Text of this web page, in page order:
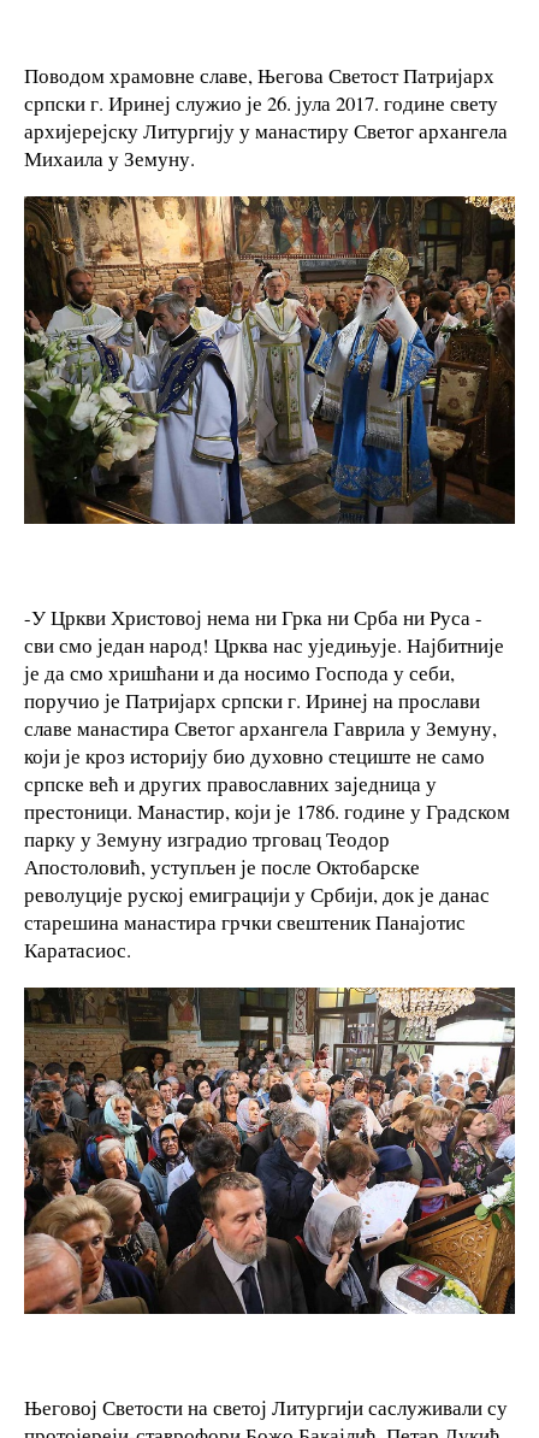
Поводом храмовне славе, Његова Светост Патријарх
српски г. Иринеј служио је 26. јула 2017. године свету
архијерејску Литургију у манастиру Светог архангела
Михаила у Земуну.
-У Цркви Христовој нема ни Грка ни Срба ни Руса -
сви смо један народ! Црква нас уједињује. Најбитније
је да смо хришћани и да носимо Господа у себи,
поручио је Патријарх српски г. Иринеј на прослави
славе манастира Светог архангела Гаврила у Земуну,
који је кроз историју био духовно стециште не само
српске већ и других православних заједница у
престоници. Манастир, који је 1786. године у Градском
парку у Земуну изградио трговац Теодор
Апостоловић, уступљен је после Октобарске
револуције руској емиграцији у Србији, док је данас
старешина манастира грчки свештеник Панајотис
Каратасиос.
Његовој Светости на светој Литургији саслуживали су